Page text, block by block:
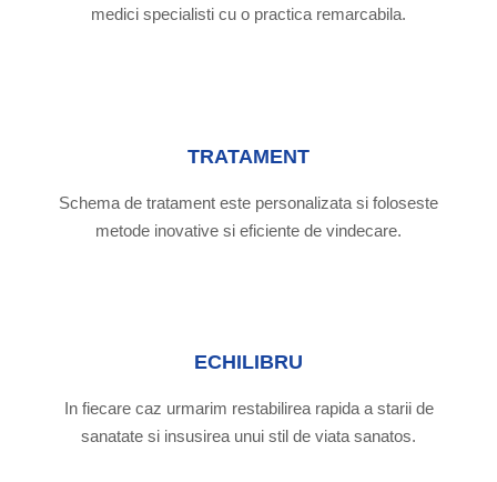
medici specialisti cu o practica remarcabila.
TRATAMENT
Schema de tratament este personalizata si foloseste
metode inovative si eficiente de vindecare.
ECHILIBRU
In fiecare caz urmarim restabilirea rapida a starii de
sanatate si insusirea unui stil de viata sanatos.